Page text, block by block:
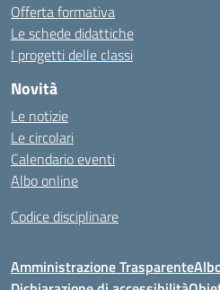
Offerta formativa
Le schede didattiche
I progetti delle classi
Novità
Le notizie
Le circolari
Calendario eventi
Albo online
Codice disciplinare
Amministrazione Trasparente